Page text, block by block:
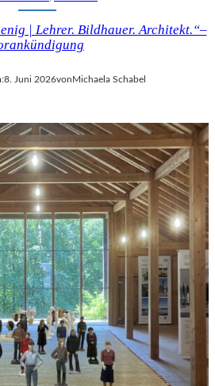
| Lehrer. Bildhauer. Architekt.“–
8. Juni 2026von Michaela Schabel